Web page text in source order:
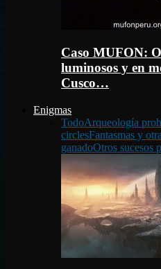
Caso MUFON:
luminosos y en
Cusco…
Enigmas
TodoArqueología
circlesFantasmas y
ganadoOtros sucesos